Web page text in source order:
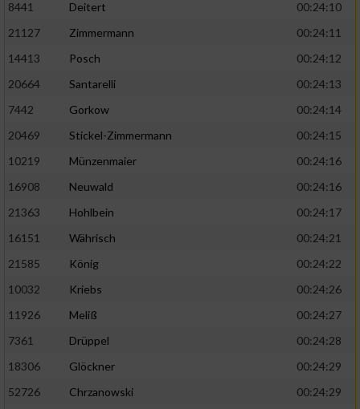
8441 Deitert
00:24:10
21127
Zimmermann
00:24:11
14413
Posch
00:24:12
20664
Santarelli
00:24:13
7442
Gorkow
00:24:14
20469
Stickel-Zimmermann
00:24:15
10219
Münzenmaier
00:24:16
16908
Neuwald
00:24:16
21363
Hohlbein
00:24:17
16151
Währisch
00:24:21
21585
König
00:24:22
10032
Kriebs
00:24:26
11926
Meliß
00:24:27
7361
Drüppel
00:24:28
18306
Glöckner
00:24:29
52726
Chrzanowski
00:24:29